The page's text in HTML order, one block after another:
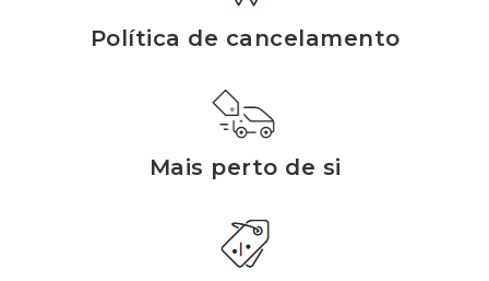
Política de cancelamento
Mais perto de si